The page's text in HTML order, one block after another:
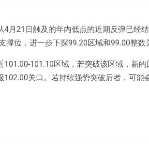
4月21日触及的年内低点的近期反弹已经
撑位，进一步下探99.20区域和99.00整数
101.00-101.10区域，若突破该区域，新
102.00关口。若持续强势突破后者，可能